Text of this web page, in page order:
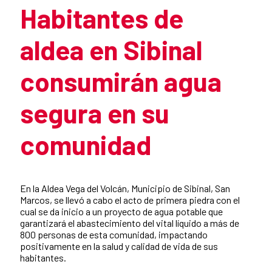
Habitantes de
aldea en Sibinal
consumirán agua
segura en su
comunidad
En la Aldea Vega del Volcán, Municipio de Sibinal, San
Marcos, se llevó a cabo el acto de primera piedra con el
cual se da inicio a un proyecto de agua potable que
garantizará el abastecimiento del vital líquido a más de
800 personas de esta comunidad, impactando
positivamente en la salud y calidad de vida de sus
habitantes.